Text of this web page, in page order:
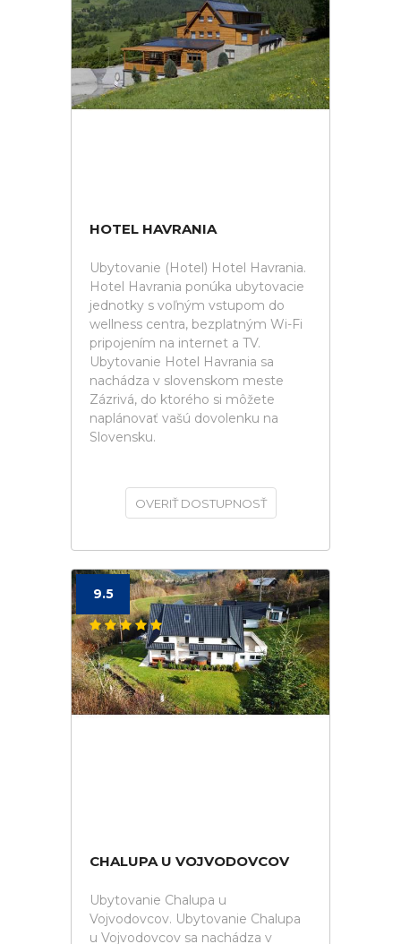
HOTEL HAVRANIA
Ubytovanie (Hotel) Hotel Havrania.
Hotel Havrania ponúka ubytovacie
jednotky s voľným vstupom do
wellness centra, bezplatným Wi-Fi
pripojením na internet a TV.
Ubytovanie Hotel Havrania sa
nachádza v slovenskom meste
Zázrivá, do ktorého si môžete
naplánovať vašú dovolenku na
Slovensku.
OVERIŤ DOSTUPNOSŤ
9.5
CHALUPA U VOJVODOVCOV
Ubytovanie Chalupa u
Vojvodovcov. Ubytovanie Chalupa
u Vojvodovcov sa nachádza v